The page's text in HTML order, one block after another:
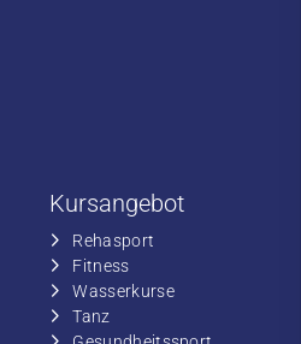
Kursangebot
​Rehasport
​​Fitness
​​Wasserkurse
​​Tanz